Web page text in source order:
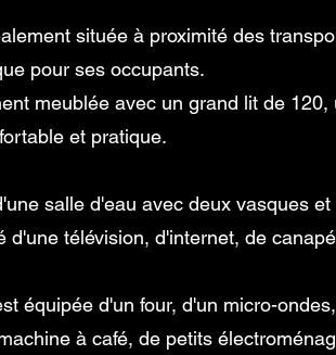
située à proximité des
pour ses occupants.
meublée avec un grand lit de
et pratique.
salle d'eau avec deux vasques
d'une télévision, d'internet, de
équipée d'un four, d'un micro-
à café, de petits